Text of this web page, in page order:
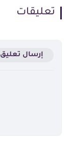
تعليقات
إرسال تعليق